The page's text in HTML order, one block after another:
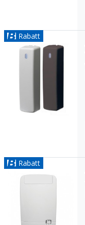
Rabatt
Rabatt